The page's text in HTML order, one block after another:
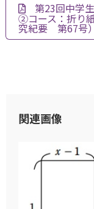
第23回中学
②コース：折り
究紀要 第67号
関連画像